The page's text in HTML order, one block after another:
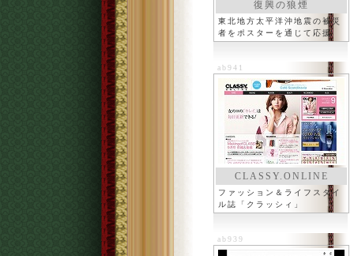
復興の狼煙
東北地方太平洋沖地震の被災
者をポスターを通じて応援
ab941
CLASSY.ONLINE
ファッション＆ライフスタイ
ル誌「クラッシィ」
ab939